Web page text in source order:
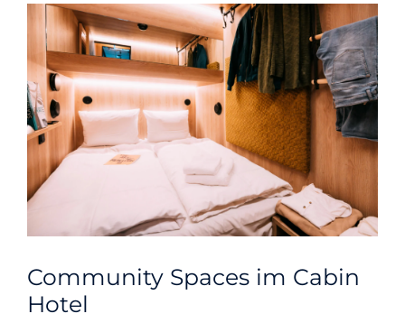
Community Spaces im Cabin
Hotel